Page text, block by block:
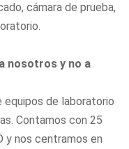
cámara de prueba,
nosotros y no a
de laboratorio
Contamos con 25
y nos centramos en